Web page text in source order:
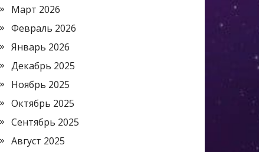
Март 2026
Февраль 2026
Январь 2026
Декабрь 2025
Ноябрь 2025
Октябрь 2025
Сентябрь 2025
Август 2025